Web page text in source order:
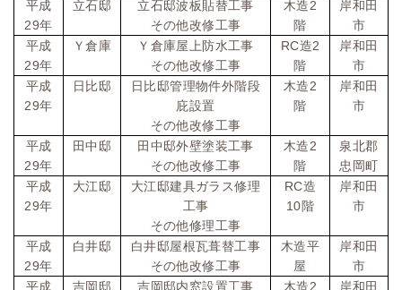
平成
29年
立石邸
立石邸波板貼替工事
その他改修工事
木造2
階
岸和田
市
平成
29年
Ｙ倉庫
Ｙ倉庫屋上防水工事
その他改修工事
RC造2
階
岸和田
市
平成
29年
日比邸
日比邸管理物件外階段
庇設置
その他改修工事
木造2
階
岸和田
市
平成
29年
田中邸
田中邸外壁塗装工事
その他改修工事
木造2
階
泉北郡
忠岡町
平成
29年
大江邸
大江邸建具ガラス修理
工事
その他修理工事
RC造
10 階
岸和田
市
平成
29年
白井邸
白井邸屋根瓦葺替工事
その他改修工事
木造平
屋
岸和田
市
平成
吉岡邸
吉岡邸内窓設置工事
木造2
岸和田